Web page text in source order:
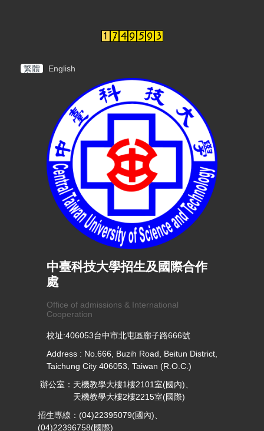
繁體 English
中臺科技大學招生及國際合作
處
Office of admissions & International
Cooperation
校址:406053台中市北屯區廍子路666號
Address : No.666, Buzih Road, Beitun District,
Taichung City 406053, Taiwan (R.O.C.)
辦公室：天機教學大樓1樓2101室(國內)、
天機教學大樓2樓2215室(國際)
招生專線：(04)22395079(國內)、
(04)22396758(國際)